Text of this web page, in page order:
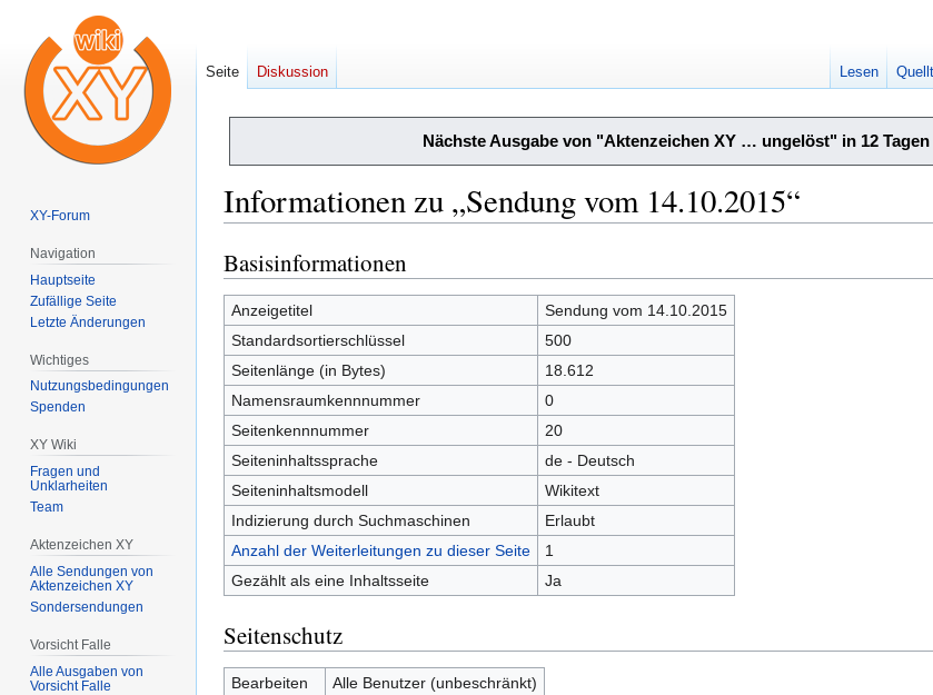
Nächste Ausgabe von "Aktenzeichen XY … ungelöst" in 12 Tagen
Informationen zu „Sendung vom 14.10.2015“
Zur
Navigation
springen
Zur
Suche
springen
Basisinformationen
Anzeigetitel
Sendung vom 14.10.2015
Standardsortierschlüssel
500
Seitenlänge (in Bytes)
18.612
Namensraumkennnummer
0
Seitenkennnummer
20
Seiteninhaltssprache
de - Deutsch
Seiteninhaltsmodell
Wikitext
Indizierung durch Suchmaschinen
Erlaubt
Anzahl der Weiterleitungen zu dieser Seite
1
Gezählt als eine Inhaltsseite
Ja
Seitenschutz
Bearbeiten
Alle Benutzer (unbeschränkt)
Seite Diskussion Lesen
XY-Forum
Navigation
Hauptseite
Zufällige Seite
Letzte Änderungen
Wichtiges
Nutzungsbedingungen
Spenden
XY Wiki
Fragen und
Unklarheiten
Team
Aktenzeichen XY
Alle Sendungen von
Aktenzeichen XY
Sondersendungen
Vorsicht Falle
Alle Ausgaben von
Vorsicht Falle